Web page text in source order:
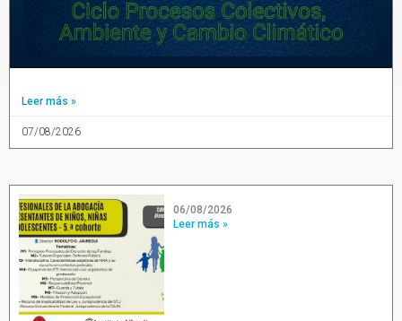
Leer más »
07/08/2026
06/08/2026
Leer más »